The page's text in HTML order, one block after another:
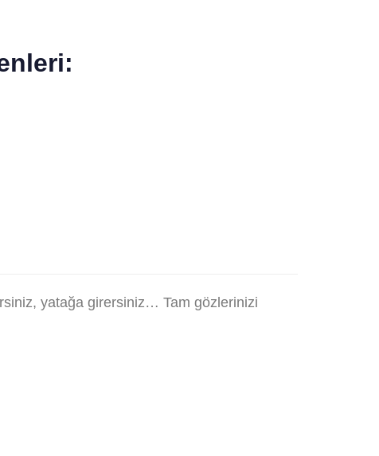
yatağa girersiniz… Tam gözlerinizi